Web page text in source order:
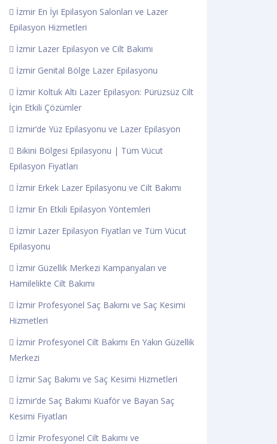
İzmir En İyi Epilasyon Salonları ve Lazer
Epilasyon Hizmetleri
İzmir Lazer Epilasyon ve Cilt Bakımı
İzmir Genital Bölge Lazer Epilasyonu
İzmir Koltuk Altı Lazer Epilasyon: Pürüzsüz Cilt
İçin Etkili Çözümler
İzmir’de Yüz Epilasyonu ve Lazer Epilasyon
Bikini Bölgesi Epilasyonu | Tüm Vücut
Epilasyon Fiyatları
İzmir Erkek Lazer Epilasyonu ve Cilt Bakımı
İzmir En Etkili Epilasyon Yöntemleri
İzmir Lazer Epilasyon Fiyatları ve Tüm Vücut
Epilasyonu
İzmir Güzellik Merkezi Kampanyaları ve
Hamilelikte Cilt Bakımı
İzmir Profesyonel Saç Bakımı ve Saç Kesimi
Hizmetleri
İzmir Profesyonel Cilt Bakımı En Yakın Güzellik
Merkezi
İzmir Saç Bakımı ve Saç Kesimi Hizmetleri
İzmir’de Saç Bakımı Kuaför ve Bayan Saç
Kesimi Fiyatları
İzmir Profesyonel Cilt Bakımı ve